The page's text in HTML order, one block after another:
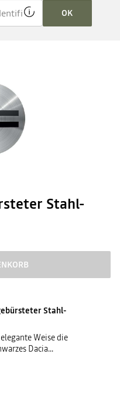
OK
Stahl-
Stahl-
Weise die
Dacia...